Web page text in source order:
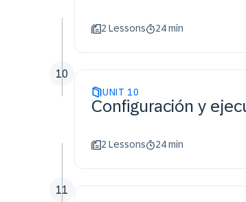
2 Lessons 24 min
UNIT 10
Configuración y
2 Lessons 24 min
10
11